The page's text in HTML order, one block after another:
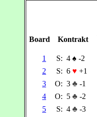
Board Kontrakt
1
S: 4 ♠ -2
2
S: 6 ♥ +1
3
O: 3 ♣ -1
4
O: 5 ♣ -2
5
S: 4 ♣ -3